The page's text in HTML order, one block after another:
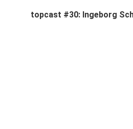
topcast #30: Ingeborg